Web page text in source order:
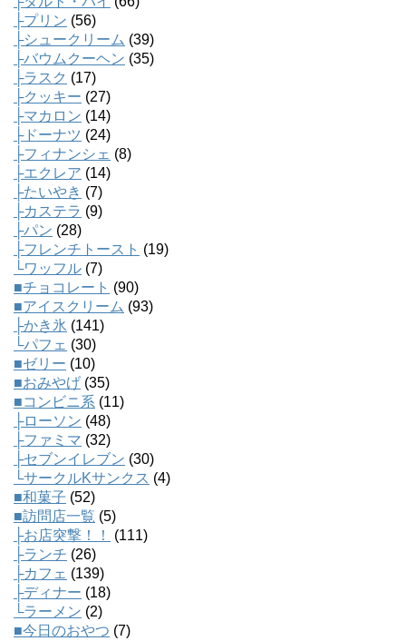
├プリン (56)
├シュークリーム (39)
├バウムクーヘン (35)
├ラスク (17)
├クッキー (27)
├マカロン (14)
├ドーナツ (24)
├フィナンシェ (8)
├エクレア (14)
├たいやき (7)
├カステラ (9)
├パン (28)
├フレンチトースト (19)
└ワッフル (7)
■チョコレート (90)
■アイスクリーム (93)
├かき氷 (141)
└パフェ (30)
■ゼリー (10)
■おみやげ (35)
■コンビニ系 (11)
├ローソン (48)
├ファミマ (32)
├セブンイレブン (30)
└サークルKサンクス (4)
■和菓子 (52)
■訪問店一覧 (5)
├お店突撃！！
(111)
├ランチ (26)
├カフェ (139)
├ディナー (18)
└ラーメン (2)
■今日のおやつ (7)